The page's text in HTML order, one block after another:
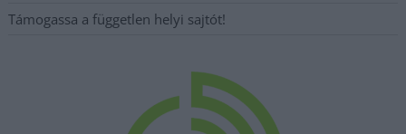
Támogassa a független helyi sajtót!